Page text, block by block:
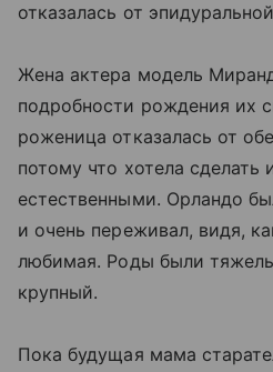
отказалась от
Жена актера модель
подробности рождения их
роженица отказалась от
потому что хотела сделать
естественными. Орландо
и очень переживал, видя,
любимая. Роды были
крупный.
Пока будущая мама